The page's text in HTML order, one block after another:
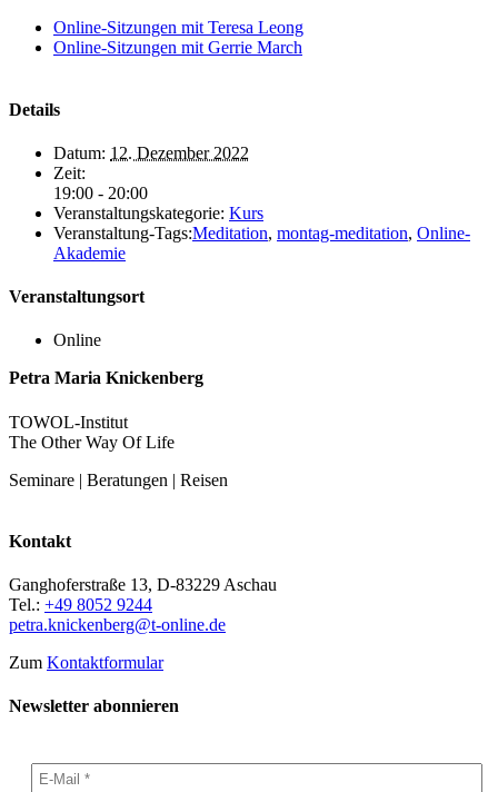
Online-Sitzungen mit Teresa Leong
Online-Sitzungen mit Gerrie March
Details
Datum: 12. Dezember 2022
Zeit:
19:00 - 20:00
Veranstaltungskategorie: Kurs
Veranstaltung-Tags:Meditation, montag-meditation, Online-
Akademie
Veranstaltungsort
Online
Petra Maria Knickenberg
TOWOL-Institut
The Other Way Of Life
Seminare | Beratungen | Reisen
Kontakt
Ganghoferstraße 13, D-83229 Aschau
Tel.: +49 8052 9244
petra.knickenberg@t-online.de
Zum Kontaktformular
Newsletter abonnieren